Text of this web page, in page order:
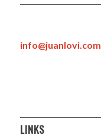
info@juanlovi.com
LINKS